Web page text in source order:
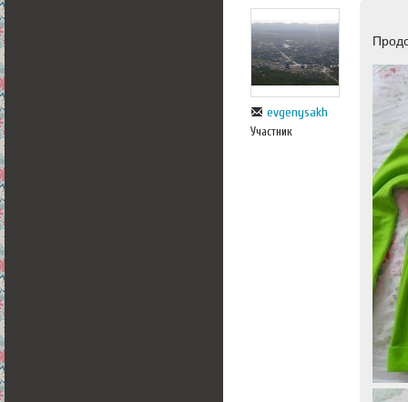
evgenysakh
Участник